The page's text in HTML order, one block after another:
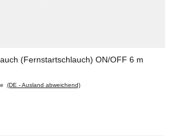
(Fernstartschlauch) ON/OFF 6 m
(DE - Ausland abweichend)